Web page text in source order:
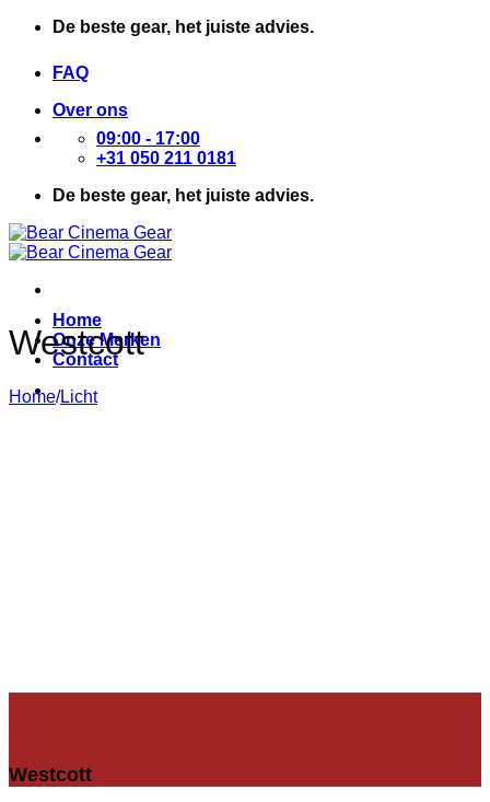
inhoud
De beste gear, het juiste advies.
FAQ
Over ons
09:00 - 17:00
+31 050 211 0181
De beste gear, het juiste advies.
Home
Onze Merken
Contact
Westcott
Home/Licht
Westcott